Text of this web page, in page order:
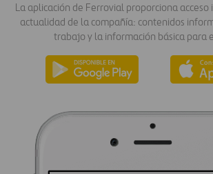
La aplicación de Ferrovial proporciona
actualidad de la compañía: contenidos
trabajo y la información básica para